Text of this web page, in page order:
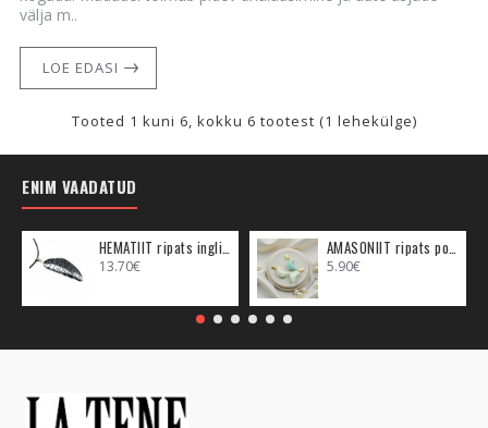
välja m..
LOE EDASI
Tooted 1 kuni 6, kokku 6 tootest (1 lehekülge)
ENIM VAADATUD
13.70€ 5.90€